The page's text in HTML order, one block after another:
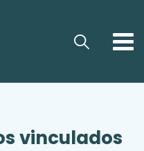
vinculados